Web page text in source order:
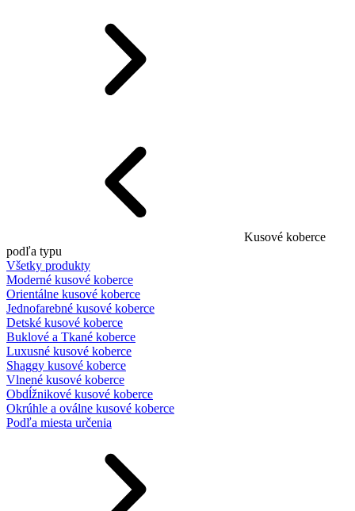
Kusové koberce
podľa typu
Všetky produkty
Moderné kusové koberce
Orientálne kusové koberce
Jednofarebné kusové koberce
Detské kusové koberce
Buklové a Tkané koberce
Luxusné kusové koberce
Shaggy kusové koberce
Vlnené kusové koberce
Obdĺžnikové kusové koberce
Okrúhle a oválne kusové koberce
Podľa miesta určenia